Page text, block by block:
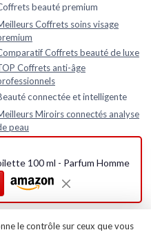
100 ml - Parfum Homme
beauté premium
Coffrets soins visage
Coffrets beauté de luxe
Coffrets anti-âge
connectée et intelligente
Miroirs connectés analyse
peau
Appareils beauté intelligents
avec application mobile
le contrôle sur ceux que vous